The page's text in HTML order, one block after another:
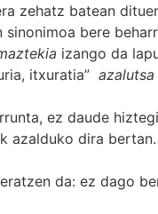
zehatz batean
sinonimoa bere
izango da
itxuratia” azalutsa
ez daude
azalduko dira
da: ez dago